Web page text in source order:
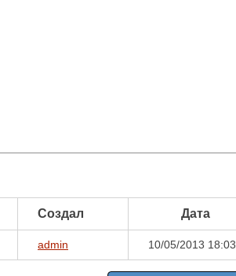
Создал Дата
admin 10/05/2013 18:03